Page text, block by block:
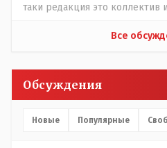
таки редакция это коллектив
Общественному объединению
факт. На мнение я ответил
отвечать не намерен, но
называете зависимостью, то у
Все
Обсуждения
Новые Популярные